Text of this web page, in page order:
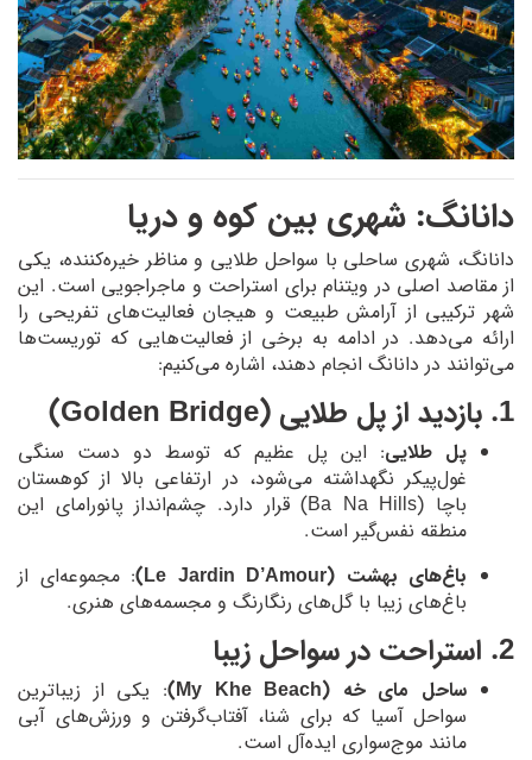
دانانگ: شهری بین کوه و دریا
دانانگ، شهری ساحلی با سواحل طلایی و مناظر خیره‌کننده، یکی
از مقاصد اصلی در ویتنام برای استراحت و ماجراجویی است. این
شهر ترکیبی از آرامش طبیعت و هیجان فعالیت‌های تفریحی را
ارائه می‌دهد. در ادامه به برخی از فعالیت‌هایی که توریست‌ها
می‌توانند در دانانگ انجام دهند، اشاره می‌کنیم:
1. بازدید از پل طلایی (Golden Bridge)
پل طلایی: این پل عظیم که توسط دو دست سنگی
غول‌پیکر نگهداشته می‌شود، در ارتفاعی بالا از کوهستان
باچا (Ba Na Hills) قرار دارد. چشم‌انداز پانورامای این
منطقه نفس‌گیر است.
باغ‌های بهشت (Le Jardin D’Amour)
: مجموعه‌ای از
باغ‌های زیبا با گل‌های رنگارنگ و مجسمه‌های هنری.
2. استراحت در سواحل زیبا
ساحل مای خه (My Khe Beach)
: یکی از زیباترین
سواحل آسیا که برای شنا، آفتاب‌گرفتن و ورزش‌های آبی
مانند موج‌سواری ایده‌آل است.